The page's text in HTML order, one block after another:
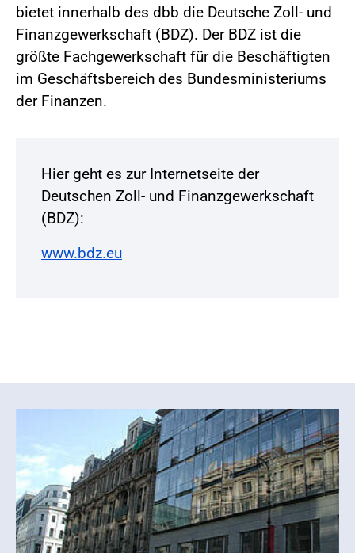
bietet innerhalb des dbb die Deutsche Zoll- und
Finanzgewerkschaft (BDZ). Der BDZ ist die
größte Fachgewerkschaft für die Beschäftigten
im Geschäftsbereich des Bundesministeriums
der Finanzen.
Hier geht es zur Internetseite der
Deutschen Zoll- und Finanzgewerkschaft
(BDZ):
www.bdz.eu